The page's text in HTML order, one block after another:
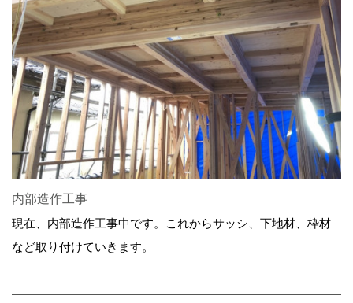
内部造作工事
現在、内部造作工事中です。これからサッシ、下地材、枠材
など取り付けていきます。